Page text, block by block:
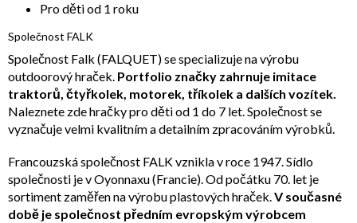
Pro děti od 1 roku
Společnost FALK
Společnost Falk (FALQUET) se specializuje na výrobu
outdoorový hraček. Portfolio značky zahrnuje imitace
traktorů, čtyřkolek, motorek, tříkolek a dalších vozítek.
Naleznete zde hračky pro děti od 1 do 7 let. Společnost se
vyznačuje velmi kvalitním a detailním zpracováním výrobků.
Francouzská společnost FALK vznikla v roce 1947. Sídlo
společnosti je v Oyonnaxu (Francie). Od počátku 70. let je
sortiment zaměřen na výrobu plastových hraček.V současné
době je společnost předním evropským výrobcem